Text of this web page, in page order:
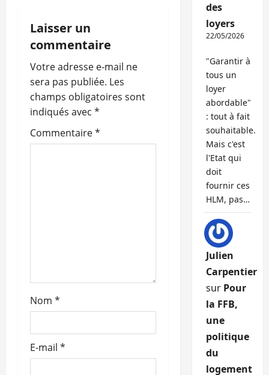
t
i
o
n
d
’
l
Laisser un
commentaire
Votre adresse e-mail ne
sera pas publiée. Les
champs obligatoires sont
indiqués avec *
Commentaire*
Nom *
E-mail *
des
loyers
22/05/2026
"Garantir à
tous un
loyer
abordable"
: tout à fait
souhaitable.
Mais c'est
l'Etat qui
doit
fournir ces
HLM, pas…
Julien
Carpentier
sur Pour
la FFB,
une
politique
du
logement